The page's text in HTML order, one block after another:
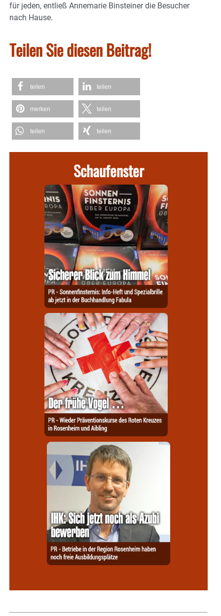
für jeden, entließ Annemarie Binsteiner die Besucher
nach Hause.
Teilen Sie diesen Beitrag!
teilen teilen
merken teilen
teilen teilen
Schaufenster